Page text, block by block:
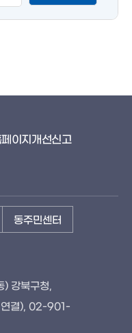
이지개선신고
동주민센터
) 강북구청,
결), 02-901-